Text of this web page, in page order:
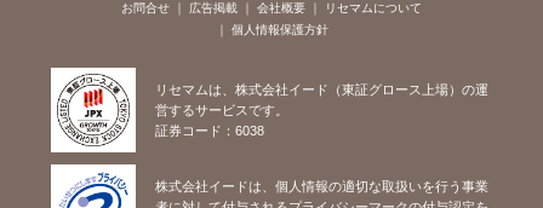
お問合せ 広告掲載 会社概要
リセマムについて
個人情報保護方針
リセマムは、株式会社イード（東証グロース上場）の運
営するサービスです。
証券コード：6038
株式会社イードは、個人情報の適切な取扱いを行う事業